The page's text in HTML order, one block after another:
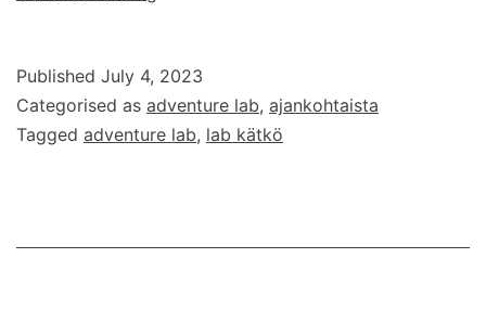
Published July 4, 2023
Categorised as adventure lab, ajankohtaista
Tagged adventure lab, lab kätkö